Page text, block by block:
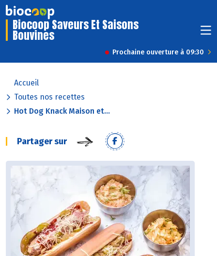
Biocoop Saveurs Et Saisons
Bouvines
Prochaine ouverture à 09:30
Accueil
Toutes nos recettes
Hot Dog Knack Maison et...
Partager sur